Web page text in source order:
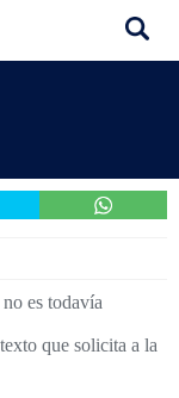
es todavía
que solicita a la